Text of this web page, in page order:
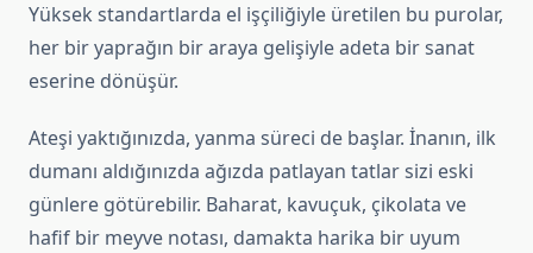
Yüksek standartlarda el işçiliğiyle üretilen bu purolar,
her bir yaprağın bir araya gelişiyle adeta bir sanat
eserine dönüşür.
Ateşi yaktığınızda, yanma süreci de başlar. İnanın, ilk
dumanı aldığınızda ağızda patlayan tatlar sizi eski
günlere götürebilir. Baharat, kavuçuk, çikolata ve
hafif bir meyve notası, damakta harika bir uyum